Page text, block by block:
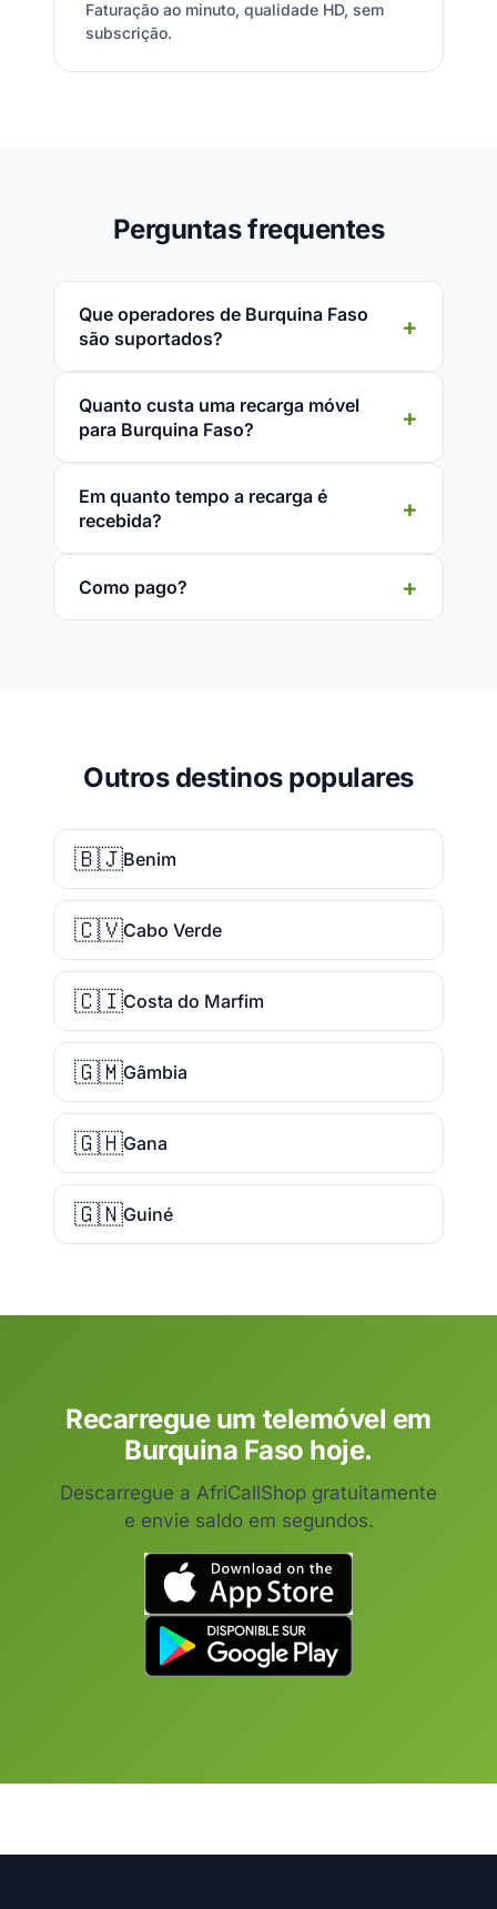
Faturação ao minuto, qualidade HD, sem
subscrição.
Perguntas frequentes
Que operadores de Burquina Faso
são suportados?
Quanto custa uma recarga móvel
para Burquina Faso?
Em quanto tempo a recarga é
recebida?
Como pago?
Outros destinos populares
🇧🇯Benim
🇨🇻Cabo Verde
🇨🇮Costa do Marfim
🇬🇲Gâmbia
🇬🇭Gana
🇬🇳Guiné
Recarregue um telemóvel em
Burquina Faso hoje.
Descarregue a AfriCallShop gratuitamente
e envie saldo em segundos.